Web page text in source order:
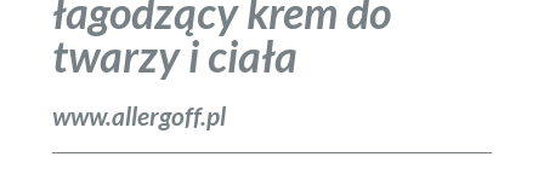
usługi
kariera
kontakt
łagodzący krem do
twarzy i ciała
www.allergoff.pl